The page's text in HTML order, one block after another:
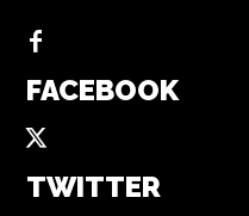
FACEBOOK
TWITTER